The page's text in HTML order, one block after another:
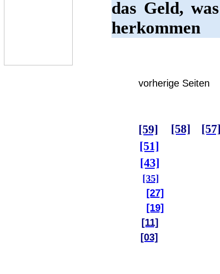
das Geld,
herkommen
vorherige Seiten
[59] [58]
[51]
[43]
[35]
[27]
[19]
[11]
[03]